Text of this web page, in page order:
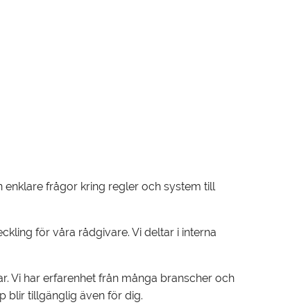
enklare frågor kring regler och system till
för våra rådgivare. Vi deltar i interna
Vi har erfarenhet från många branscher och
blir tillgänglig även för dig.